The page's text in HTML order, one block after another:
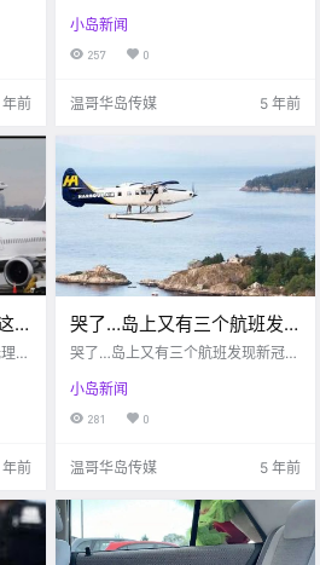
年前
罚款！！
人群聚遭警察罚款！！
小岛新闻
257 0
温哥华岛传媒 5 年前
顾
年前
哭了…岛上又有三个航班发
现新冠感染！都这样了，还
行？！
哭了…岛上又有三个航班发现新冠感
口罩”游行？！
小岛新闻
281 0
温哥华岛传媒 5 年前